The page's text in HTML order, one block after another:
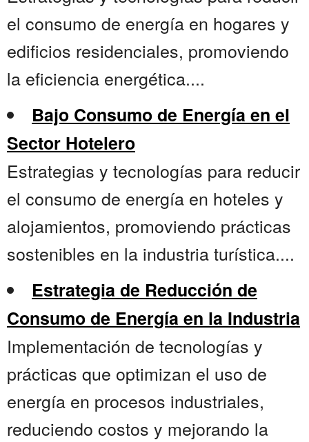
el consumo de energía en hogares y
edificios residenciales, promoviendo
la eficiencia energética....
Bajo Consumo de Energía en el
Sector Hotelero
Estrategias y tecnologías para reducir
el consumo de energía en hoteles y
alojamientos, promoviendo prácticas
sostenibles en la industria turística....
Estrategia de Reducción de
Consumo de Energía en la Industria
Implementación de tecnologías y
prácticas que optimizan el uso de
energía en procesos industriales,
reduciendo costos y mejorando la